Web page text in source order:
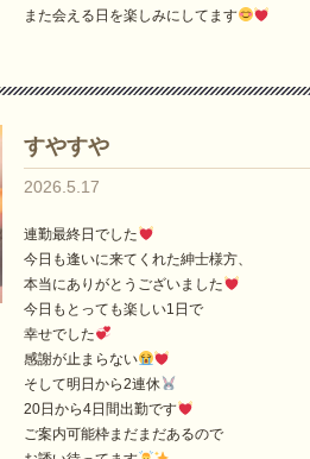
また会える日を楽しみにしてます
すやすや
2026.5.17
連勤最終日でした
今日も逢いに来てくれた紳士様方、
本当にありがとうございました
今日もとっても楽しい1日で
幸せでした
感謝が止まらない
そして明日から2連休
20日から4日間出勤です
ご案内可能枠まだまだあるので